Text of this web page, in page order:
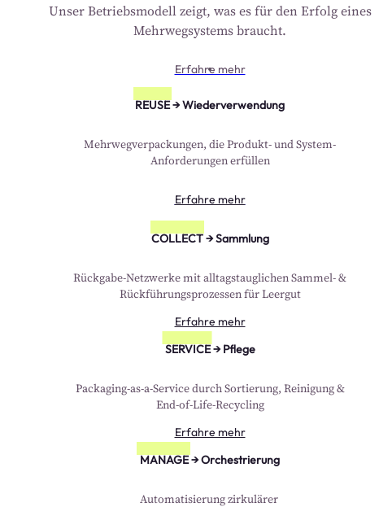
Unser Betriebsmodell zeigt, was es für den Erfolg eines
Mehrwegsystems braucht.
Erfahre mehr
REUSE → Wiederverwendung
Mehrwegverpackungen, die Produkt- und System-
Anforderungen erfüllen
Erfahre mehr
COLLECT → Sammlung
Rückgabe-Netzwerke mit alltagstauglichen Sammel- &
Rückführungsprozessen für Leergut
Erfahre mehr
SERVICE → Pflege
Packaging-as-a-Service durch Sortierung, Reinigung &
End-of-Life-Recycling
Erfahre mehr
MANAGE → Orchestrierung
Automatisierung zirkulärer